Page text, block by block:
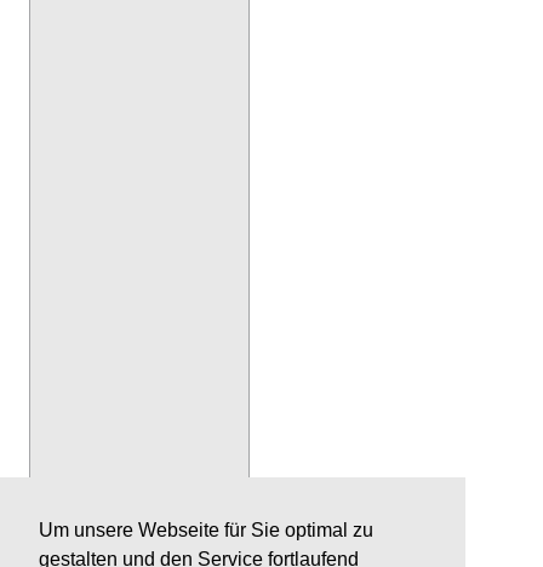
Um unsere Webseite für Sie optimal zu
gestalten und den Service fortlaufend